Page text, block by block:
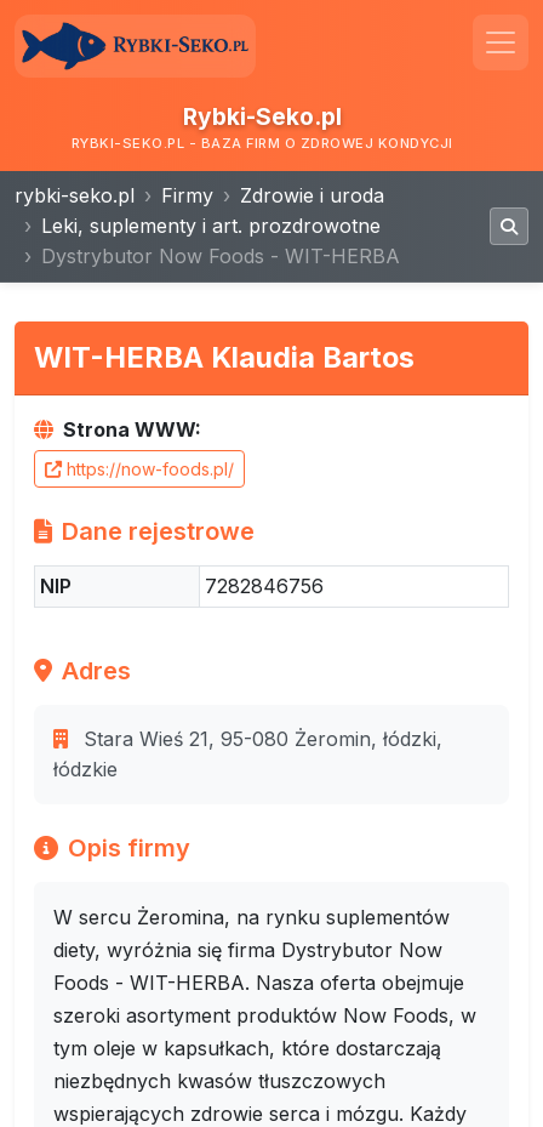
Rybki-Seko.pl
RYBKI-SEKO.PL - BAZA FIRM O ZDROWEJ KONDYCJI
rybki-seko.pl Firmy
Zdrowie i uroda
Leki, suplementy i art. prozdrowotne
Dystrybutor Now Foods - WIT-HERBA
WIT-HERBA Klaudia Bartos
Strona WWW:
https://now-foods.pl/
Dane rejestrowe
NIP 7282846756
Adres
Stara Wieś 21, 95-080 Żeromin, łódzki,
łódzkie
Opis firmy
W sercu Żeromina, na rynku suplementów
diety, wyróżnia się firma Dystrybutor Now
Foods - WIT-HERBA. Nasza oferta obejmuje
szeroki asortyment produktów Now Foods, w
tym oleje w kapsułkach, które dostarczają
niezbędnych kwasów tłuszczowych
wspierających zdrowie serca i mózgu. Każdy